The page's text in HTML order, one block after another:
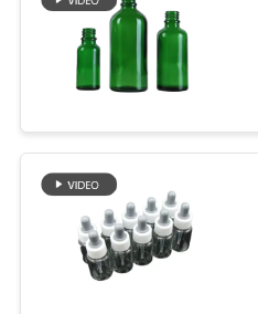
उद्धरण
अनुरोध